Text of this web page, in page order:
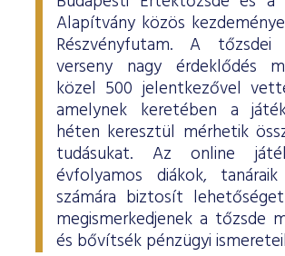
Alapítvány közös
Részvényfutam. A tőzsdei
verseny nagy érdeklődés
közel 500 jelentkezővel
amelynek keretében a
héten keresztül mérhetik
tudásukat. Az online
évfolyamos diákok,
számára biztosít
megismerkedjenek a tőzsde
és bővítsék pénzügyi